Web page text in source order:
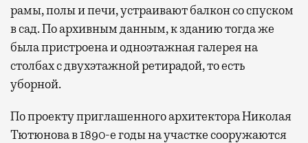
рамы, полы и печи, устраивают балкон со спуском
в сад. По архивным данным, к зданию тогда же
была пристроена и одноэтажная галерея на
столбах с двухэтажной ретирадой, то есть
уборной.
По проекту приглашенного архитектора Николая
Тютюнова в 1890-е годы на участке сооружаются